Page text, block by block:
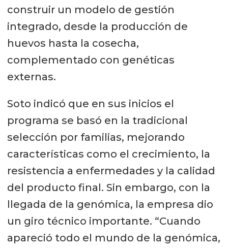
construir un modelo de gestión
integrado, desde la producción de
huevos hasta la cosecha,
complementado con genéticas
externas.
Soto indicó que en sus inicios el
programa se basó en la tradicional
selección por familias, mejorando
características como el crecimiento, la
resistencia a enfermedades y la calidad
del producto final. Sin embargo, con la
llegada de la genómica, la empresa dio
un giro técnico importante. “Cuando
apareció todo el mundo de la genómica,